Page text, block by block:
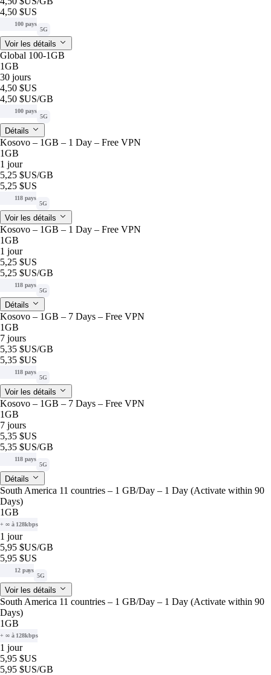
4,50 $US
100 pays
5G
Voir les détails
Global 100-1GB
1GB
30 jours
4,50 $US
4,50 $US/GB
100 pays
5G
Détails
Kosovo – 1GB – 1 Day – Free VPN
1GB
1 jour
5,25 $US/GB
5,25 $US
118 pays
5G
Voir les détails
Kosovo – 1GB – 1 Day – Free VPN
1GB
1 jour
5,25 $US
5,25 $US/GB
118 pays
5G
Détails
Kosovo – 1GB – 7 Days – Free VPN
1GB
7 jours
5,35 $US/GB
5,35 $US
118 pays
5G
Voir les détails
Kosovo – 1GB – 7 Days – Free VPN
1GB
7 jours
5,35 $US
5,35 $US/GB
118 pays
5G
Détails
South America 11 countries – 1 GB/Day – 1 Day (Activate within 90
Days)
1GB
+ ∞ à 128kbps
1 jour
5,95 $US/GB
5,95 $US
12 pays
5G
Voir les détails
South America 11 countries – 1 GB/Day – 1 Day (Activate within 90
Days)
1GB
+ ∞ à 128kbps
1 jour
5,95 $US
5,95 $US/GB